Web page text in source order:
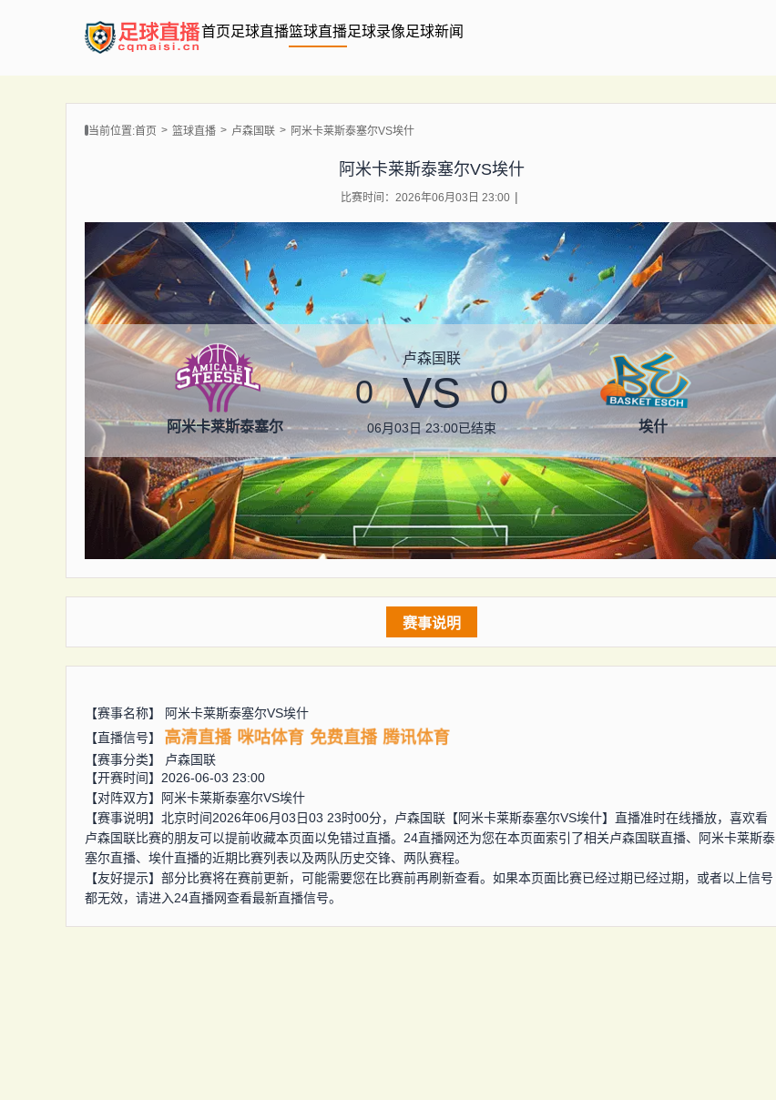
首页足球直播篮球直播足球录像足球新闻
当前位置:首页 篮球直播 卢森国联 阿米卡莱斯泰塞尔VS埃什
阿米卡莱斯泰塞尔VS埃什
比赛时间：2026年06月03日 23:00
阿米卡莱斯泰塞尔
卢森国联
0 VS 0
06月03日 23:00已结束 埃什
赛事说明
【赛事名称】
阿米卡莱斯泰塞尔VS埃什
【直播信号】
高清直播 咪咕体育 免费直播 腾讯体育
【赛事分类】
卢森国联
【开赛时间】2026-06-03 23:00
【对阵双方】
阿米卡莱斯泰塞尔VS埃什
【赛事说明】北京时间2026年06月03日03 23时00分，卢森国联【阿米卡莱斯泰塞尔VS埃什】直播准时在线播放，喜欢看
卢森国联比赛的朋友可以提前收藏本页面以免错过直播。24直播网还为您在本页面索引了相关卢森国联直播、阿米卡莱斯泰
塞尔直播、埃什直播的近期比赛列表以及两队历史交锋、两队赛程。
【友好提示】部分比赛将在赛前更新，可能需要您在比赛前再刷新查看。如果本页面比赛已经过期已经过期，或者以上信号
都无效，请进入24直播网查看最新直播信号。